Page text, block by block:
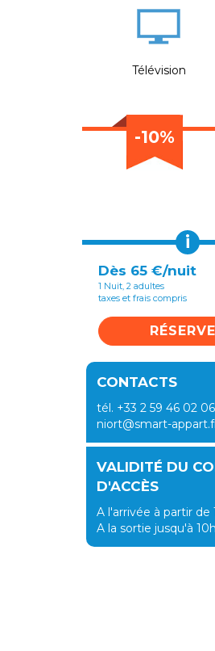
Télévision
-10%
i
Dès 65 €/nuit
1 Nuit, 2 adultes
taxes et frais compris
CONTACTS
tél. +33 2 59 46 02 06
niort@smart-
VALIDITÉ DU
D'ACCÈS
A l'arrivée à partir de
A la sortie jusqu'à 10h